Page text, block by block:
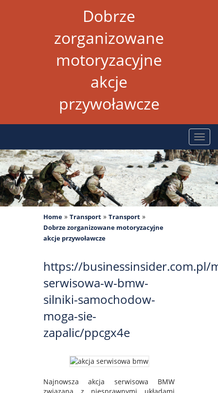
Dobrze
zorganizowane
motoryzacyjne
akcje
przywoławcze
Home » Transport » Transport »
Dobrze zorganizowane motoryzacyjne
akcje przywoławcze
https://businessinsider.com.pl/
serwisowa-w-bmw-
silniki-samochodow-
moga-sie-
zapalic/ppcgx4e
Najnowsza akcja serwisowa BMW